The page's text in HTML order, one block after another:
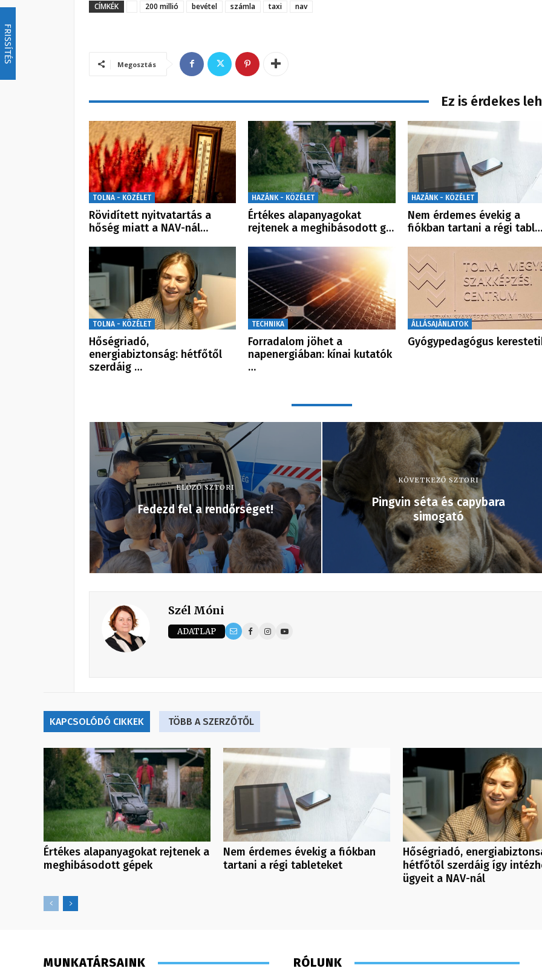
FRISSÍTÉS
CÍMKÉK 200 millió bevétel számla taxi nav
Megosztás
Ez is érdekes
TOLNA - KÖZÉLET
Rövidített nyitvatartás a
hőség miatt a NAV-nál…
HAZÁNK - KÖZÉLET
Értékes alapanyagokat
rejtenek a meghibásodott g…
HAZÁNK - KÖZÉLET
Nem érdemes évekig a
fiókban tartani a régi tabl…
TOLNA - KÖZÉLET
Hőségriadó,
energiabiztonság: hétfőtől
szerdáig …
TECHNIKA
Forradalom jöhet a
napenergiában: kínai kutatók
…
ÁLLÁSAJÁNLATOK
Gyógypedagógus
ELŐZŐ SZTORI
Fedezd fel a rendőrséget!
KÖVETKEZŐ SZTORI
Pingvin séta és capybara
simogató
Szél Móni
ADATLAP
KAPCSOLÓDÓ CIKKEK TÖBB A SZERZŐTŐL
Értékes alapanyagokat rejtenek a
meghibásodott gépek
Nem érdemes évekig a fiókban
tartani a régi tableteket
Hőségriadó,
hétfőtől szerdáig így
ügyeit a NAV-nál
MUNKATÁRSAINK RÓLUNK